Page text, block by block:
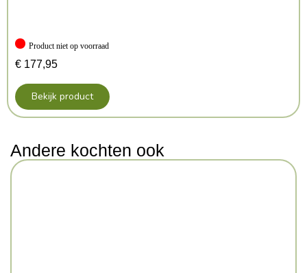
Product niet op voorraad
€ 177,95
Bekijk product
Andere kochten ook